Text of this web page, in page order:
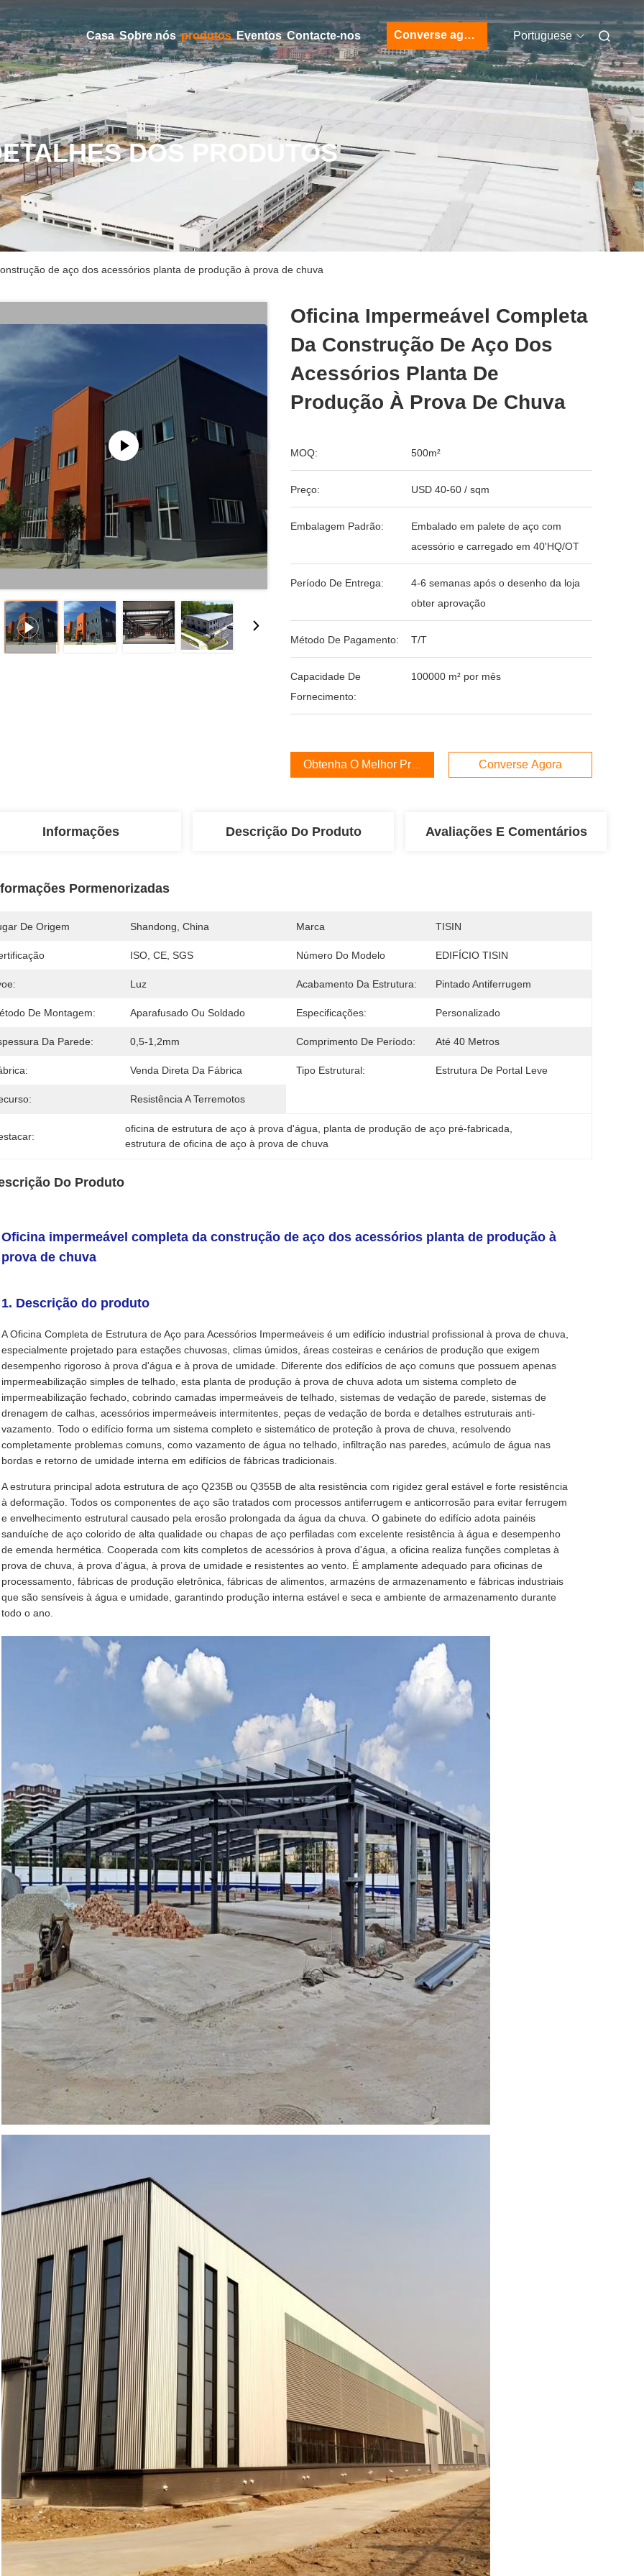
Casa Sobre nós produtos Eventos Contacte-nos Converse agora Portuguese
DOS PRODUTOS
de aço dos acessórios planta de produção à prova de chuva
Oficina Impermeável Completa
Da Construção De Aço Dos
Acessórios Planta De
Produção À Prova De Chuva
MOQ: 500m²
Preço: USD 40-60 / sqm
Embalagem Padrão:
Embalado em palete de aço com
acessório e carregado em 40'HQ/OT
Período De Entrega:
4-6 semanas após o desenho da loja
obter aprovação
Método De Pagamento: T/T
Capacidade De
Fornecimento:
100000 m² por mês
Obtenha O Melhor Preço Converse Agora
Informações Descrição Do Produto Avaliações E Comentários
Pormenorizadas
De Origem Shandong, China Marca TISIN
ISO, CE, SGS Número Do Modelo EDIFÍCIO TISIN
Luz Acabamento Da Estrutura: Pintado Antiferrugem
De Montagem: Aparafusado Ou Soldado Especificações: Personalizado
Da Parede: 0,5-1,2mm Comprimento De Período: Até 40 Metros
Venda Direta Da Fábrica Tipo Estrutural: Estrutura De Portal Leve
Resistência A Terremotos
oficina de estrutura de aço à prova d'água planta de produção de aço pré-fabricada
estrutura de oficina de aço à prova de chuva
Do Produto
Oficina impermeável completa da construção de aço dos acessórios planta de produção à
prova de chuva
1. Descrição do produto
A Oficina Completa de Estrutura de Aço para Acessórios Impermeáveis ​​é um edifício industrial profissional à prova de chuva,
especialmente projetado para estações chuvosas, climas úmidos, áreas costeiras e cenários de produção que exigem
desempenho rigoroso à prova d'água e à prova de umidade. Diferente dos edifícios de aço comuns que possuem apenas
impermeabilização simples de telhado, esta planta de produção à prova de chuva adota um sistema completo de
impermeabilização fechado, cobrindo camadas impermeáveis ​​de telhado, sistemas de vedação de parede, sistemas de
drenagem de calhas, acessórios impermeáveis ​​intermitentes, peças de vedação de borda e detalhes estruturais anti-
vazamento. Todo o edifício forma um sistema completo e sistemático de proteção à prova de chuva, resolvendo
completamente problemas comuns, como vazamento de água no telhado, infiltração nas paredes, acúmulo de água nas
bordas e retorno de umidade interna em edifícios de fábricas tradicionais.
A estrutura principal adota estrutura de aço Q235B ou Q355B de alta resistência com rigidez geral estável e forte resistência
à deformação. Todos os componentes de aço são tratados com processos antiferrugem e anticorrosão para evitar ferrugem
e envelhecimento estrutural causado pela erosão prolongada da água da chuva. O gabinete do edifício adota painéis
sanduíche de aço colorido de alta qualidade ou chapas de aço perfiladas com excelente resistência à água e desempenho
de emenda hermética. Cooperada com kits completos de acessórios à prova d'água, a oficina realiza funções completas à
prova de chuva, à prova d'água, à prova de umidade e resistentes ao vento. É amplamente adequado para oficinas de
processamento, fábricas de produção eletrônica, fábricas de alimentos, armazéns de armazenamento e fábricas industriais
que são sensíveis à água e umidade, garantindo produção interna estável e seca e ambiente de armazenamento durante
todo o ano.